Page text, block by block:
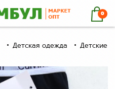
0
Детская одежда Детские